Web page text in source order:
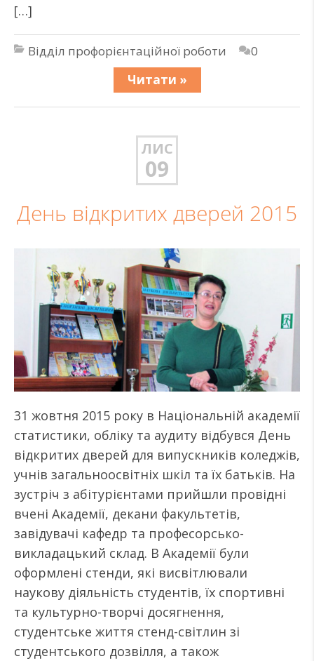
[…]
Відділ профорієнтаційної роботи
0
Читати »
ЛИС
09
День відкритих дверей 2015
31 жовтня 2015 року в Національній академії
статистики, обліку та аудиту відбувся День
відкритих дверей для випускників коледжів,
учнів загальноосвітніх шкіл та їх батьків. На
зустріч з абітурієнтами прийшли провідні
вчені Академії, декани факультетів,
завідувачі кафедр та професорсько-
викладацький склад. В Академії були
оформлені стенди, які висвітлювали
наукову діяльність студентів, їх спортивні
та культурно-творчі досягнення,
студентське життя стенд-світлин зі
студентського дозвілля, а також